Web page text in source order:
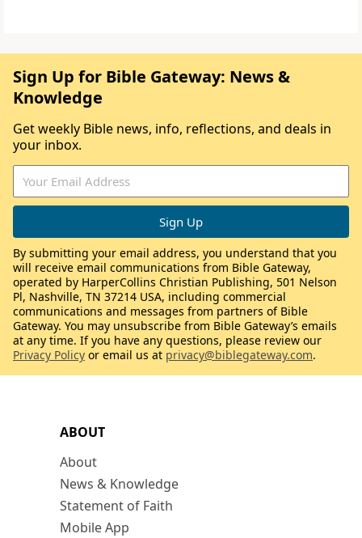
ABOUT
About
News & Knowledge
Statement of Faith
Mobile App
Sign Up for Bible Gateway: News &
Knowledge
Get weekly Bible news, info, reflections, and deals in
your inbox.
By submitting your email address, you understand that you
will receive email communications from Bible Gateway,
operated by HarperCollins Christian Publishing, 501 Nelson
Pl, Nashville, TN 37214 USA, including commercial
communications and messages from partners of Bible
Gateway. You may unsubscribe from Bible Gateway’s emails
at any time. If you have any questions, please review our
Privacy Policy or email us at privacy@biblegateway.com.